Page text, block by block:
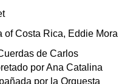
of Costa Rica, Eddie Mora
de Carlos
por Ana Catalina
por la Orquesta